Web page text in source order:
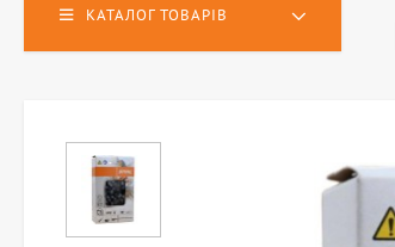
КАТАЛОГ ТОВАРІВ